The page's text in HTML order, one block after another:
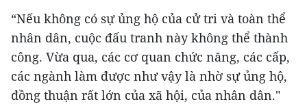
“Nếu không có sự ủng hộ của cử tri và toàn thể
nhân dân, cuộc đấu tranh này không thể thành
công. Vừa qua, các cơ quan chức năng, các cấp,
các ngành làm được như vậy là nhờ sự ủng hộ,
đồng thuận rất lớn của xã hội, của nhân dân."